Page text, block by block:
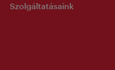
Szolgáltatásaink